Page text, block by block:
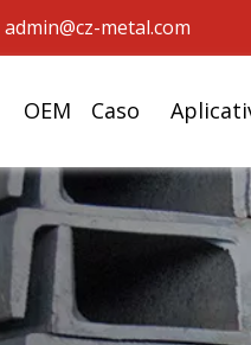
admin@cz-metal.com
OEM Caso